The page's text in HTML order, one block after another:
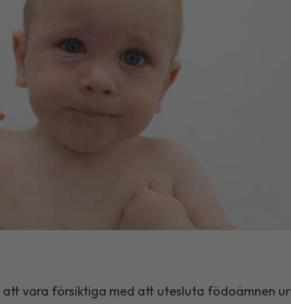
att vara försiktiga med att utesluta födoämnen ur